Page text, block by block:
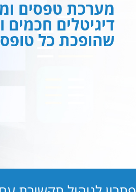
מערכת טפסים
דיגיטלים חכמים
שהופכת כל טופס